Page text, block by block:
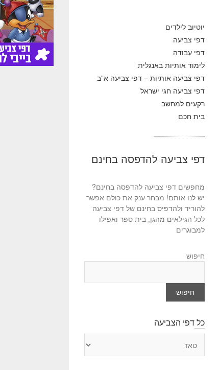
יוטיוב לילדים
דפי צביעה
דפי עבודה
לימוד אותיות באנגלית
דפי צביעה אותיות – דפי צביעה א”ב
דפי צביעה חגי ישראל
רקעים למחשב
בית חכם
דפי צביעה להדפסה בחינם
מחפשים דפי צביעה להדפסה בחינם?
יש לנו אותם! מבחר ענק את כולם אפשר
להוריד ולהדפיס בחינם של דפי צביעה
לכל הגילאים מהגן, בית ספר ואפילו
למבוגרים
חיפוש
חיפוש
כל דפי הצביעה